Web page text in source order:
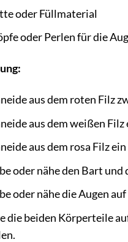
oder Füllmaterial
oder Perlen für die
aus dem roten Filz
aus dem weißen
aus dem rosa Filz
oder nähe den Bart
oder nähe die Augen
die beiden Körperteile